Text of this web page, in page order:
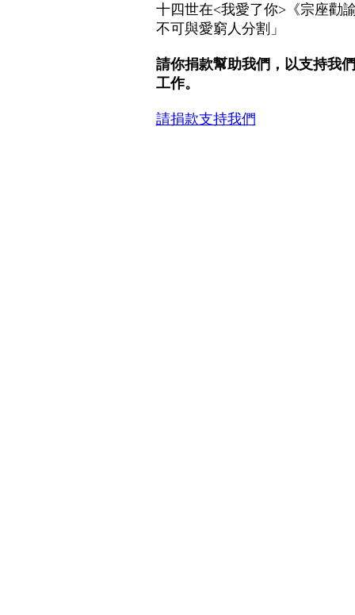
十四世在<我愛了你>《宗座勸
不可與愛窮人分割」
請你捐款幫助我們，以支持我
工作。
請捐款支持我們